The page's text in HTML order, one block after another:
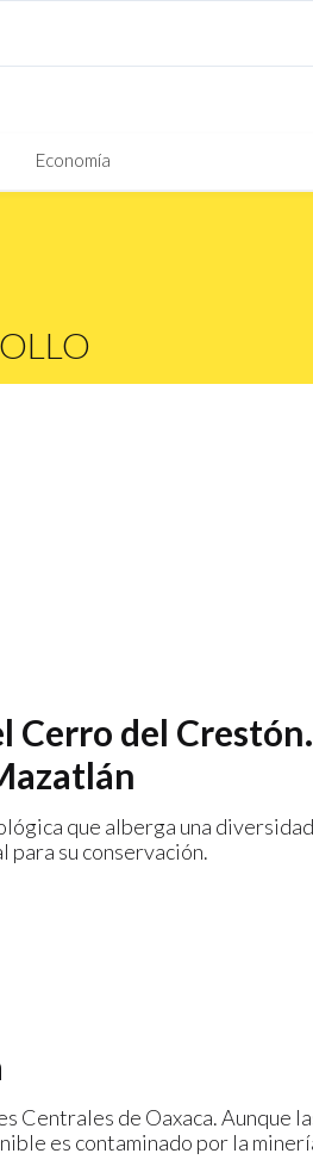
Economía
Cerro del
que alberga una
para su conservación.
Centrales de Oaxaca. Aunque
es contaminado por la